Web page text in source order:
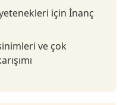
için İnanç
ve çok